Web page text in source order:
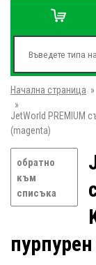
Начална страница »
»
JetWorld PREMIUM
(magenta)
обратно
към
списъка